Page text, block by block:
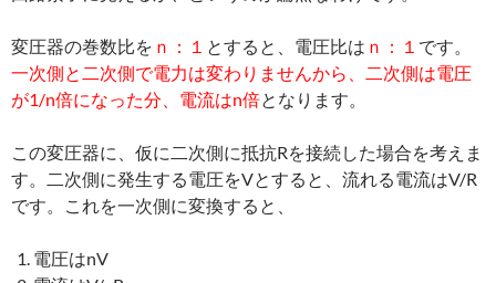
変圧器の巻数比を ｎ：１ とすると、電圧比は ｎ：１ です。
一次側と二次側で電力は変わりませんから、二次側は電圧
が1/n倍になった分、電流はn倍となります。
この変圧器に、仮に二次側に抵抗Rを接続した場合を考えま
す。二次側に発生する電圧をVとすると、流れる電流はV/R
です。これを一次側に変換すると、
電圧はnV